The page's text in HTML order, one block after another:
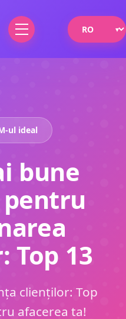
ul ideal
bune
pentru
Top 13
clienților: Top
afacerea ta!